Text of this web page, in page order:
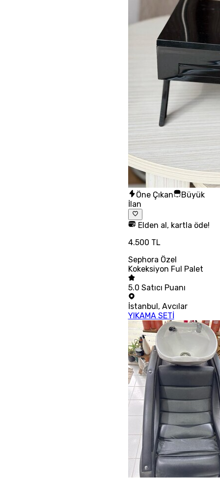
Öne Çıkan
Büyük
İlan
Elden al, kartla öde!
4.500 TL
Sephora Özel
Kokeksiyon Ful Palet
5.0 Satıcı Puanı
İstanbul, Avcılar
YIKAMA SETİ